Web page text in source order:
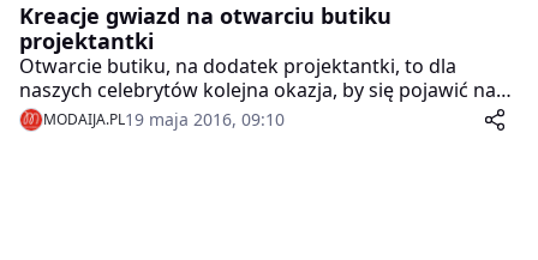
Kreacje gwiazd na otwarciu butiku
projektantki
Otwarcie butiku, na dodatek projektantki, to dla
naszych celebrytów kolejna okazja, by się pojawić na
salonach, polansować się na czerwonym dywanie i dać
się sfotografować w mniej lub bardziej olśniewających
MODAIJA.PL19 maja 2016, 09:10